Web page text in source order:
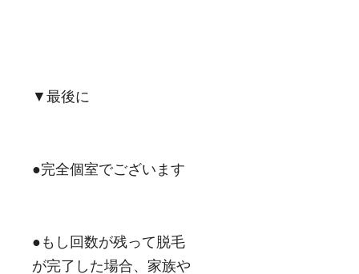
▼最後に
●完全個室でございます
●もし回数が残って脱毛
が完了した場合、家族や